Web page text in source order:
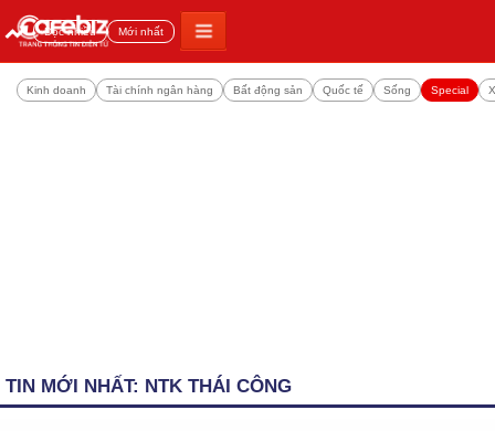
Đọc nhiều Mới nhất
Kinh doanh Tài chính ngân hàng Bất động sản Quốc tế Sống Special
TIN MỚI NHẤT: NTK THÁI CÔNG